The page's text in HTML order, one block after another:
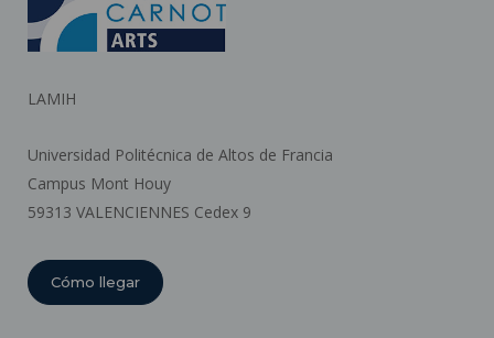
LAMIH
Universidad Politécnica de Altos de Francia
Campus Mont Houy
59313 VALENCIENNES Cedex 9
Cómo llegar